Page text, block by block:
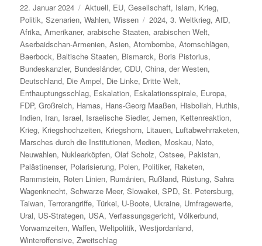
Veröffentlicht
am
22. Januar 2024 Kategorien
Aktuell, EU,Gesellschaft, Islam, Krieg,
Politik,Szenarien,Wahlen,Wissen Schlagwörter
2024,3. Weltkrieg,AfD,
Afrika,Amerikaner,arabische Staaten,arabischen Welt,
Aserbaidschan-Armenien,Asien,Atombombe,Atomschlägen,
Baerbock, Baltische Staaten, Bismarck, Boris Pistorius,
Bundeskanzler, Bundesländer,CDU,China,der Westen,
Deutschland, Die Ampel, Die Linke, Dritte Welt,
Enthauptungsschlag, Eskalation, Eskalationsspirale, Europa,
FDP,Großreich, Hamas, Hans-Georg Maaßen, Hisbollah, Huthis,
Indien, Iran, Israel, Israelische Siedler,Jemen, Kettenreaktion,
Krieg, Kriegshochzeiten, Kriegshorn, Litauen, Luftabwehrraketen,
Marsches durch die Institutionen, Medien, Moskau, Nato,
Neuwahlen, Nuklearköpfen,Olaf Scholz,Ostsee, Pakistan,
Palästinenser, Polarisierung, Polen, Politiker, Raketen,
Rammstein, Roten Linien, Rumänien, Rußland, Rüstung,Sahra
Wagenknecht,Schwarze Meer,Slowakei,SPD,St. Petersburg,
Taiwan,Terrorangriffe,Türkei, U-Boote, Ukraine, Umfragewerte,
Ural, US-Strategen, USA,Verfassungsgericht,Völkerbund,
Vorwarnzeiten,Waffen,Weltpolitik,Westjordanland,
Winteroffensive,Zweitschlag